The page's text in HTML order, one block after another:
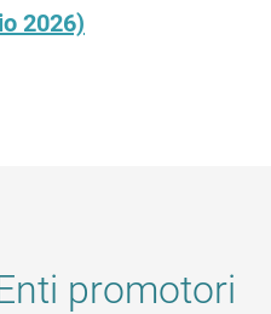
2026)
promotori